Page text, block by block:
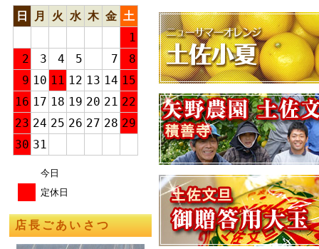
日
月 火 水 木 金 土
1
2
3 4 5 7
8
9 10 11 12 13 14 15
16 17 18 19 20 21 22
23 24 25 26 27 28 29
30 31
今日
定休日
店長ごあいさつ